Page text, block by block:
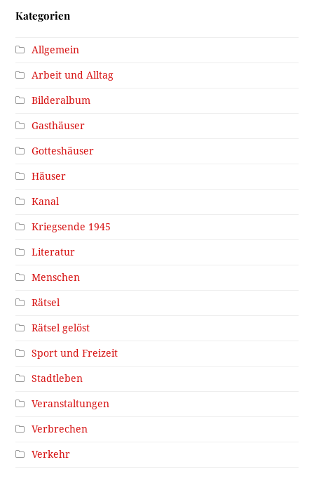
Kategorien
Allgemein
Arbeit und Alltag
Bilderalbum
Gasthäuser
Gotteshäuser
Häuser
Kanal
Kriegsende 1945
Literatur
Menschen
Rätsel
Rätsel gelöst
Sport und Freizeit
Stadtleben
Veranstaltungen
Verbrechen
Verkehr